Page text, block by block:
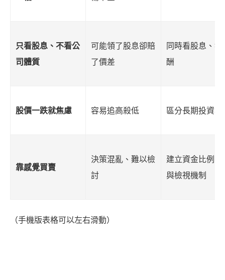
只看股息、不看公
司體質
可能領了股息卻賠
了價差
同時看股息、
酬
股價一跌就焦慮 容易追高殺低 區分長期投資
靠感覺買賣
決策混亂、難以檢
討
建立資金比例
與檢視機制
（手機版表格可以左右滑動）